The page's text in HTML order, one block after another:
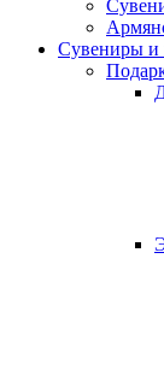
Сувениры и